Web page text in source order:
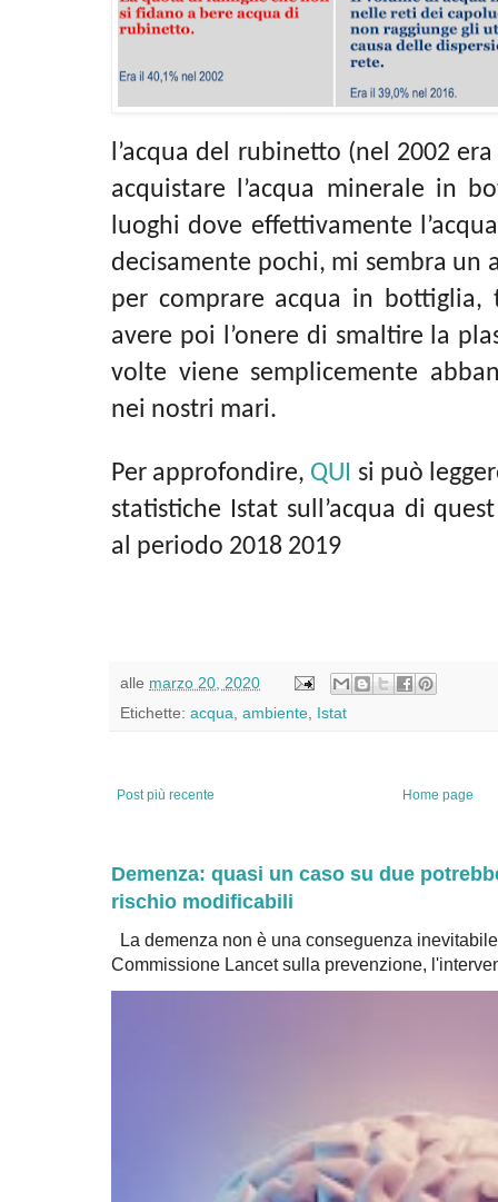
l’acqua del rubinetto (nel 2002
acquistare l’acqua minerale in
luoghi dove effettivamente
decisamente pochi, mi sembra un
per comprare acqua in bottiglia,
avere poi l’onere di smaltire la
volte viene semplicemente
nei nostri mari.
Per approfondire, QUI si può
statistiche Istat sull’acqua di
al periodo 2018 2019
alle marzo 20, 2020
Etichette: acqua ambiente Istat
Post più recente Home page
Demenza: quasi un caso su due
rischio modificabili
La demenza non è una conseguenza
Commissione Lancet sulla prevenzione,